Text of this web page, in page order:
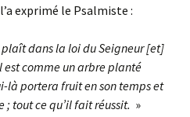
exprimé le Psalmiste :
dans la loi du Seigneur [et]
comme un arbre planté
là portera fruit en son temps et
tout ce qu’il fait réussit. »